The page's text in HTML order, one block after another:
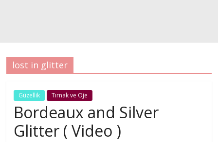
lost in glitter
Güzellik Tırnak ve Oje
Bordeaux and Silver
Glitter ( Video )